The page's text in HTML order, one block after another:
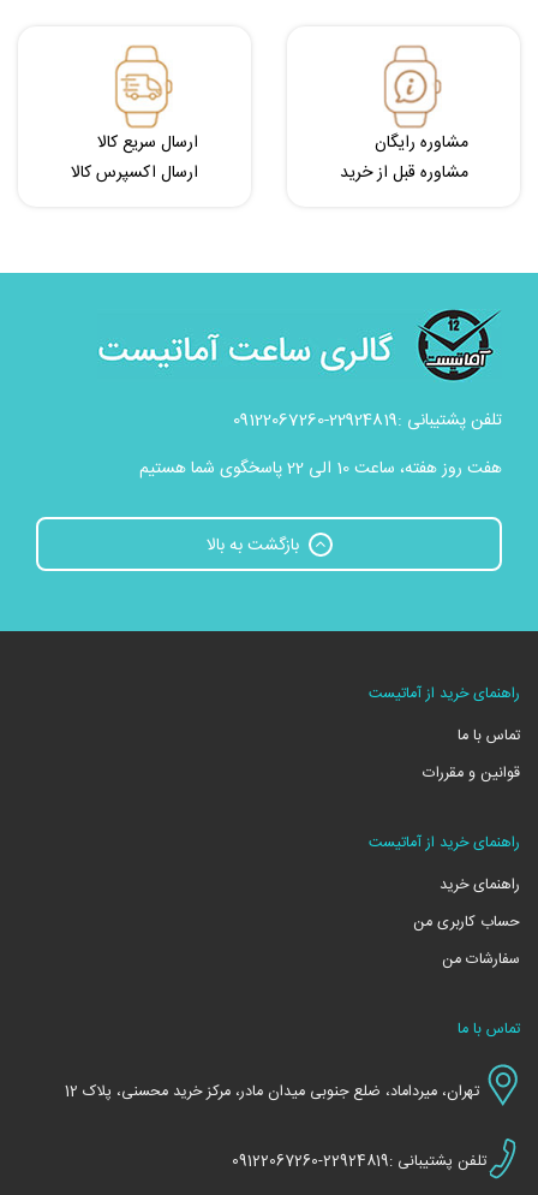
مشاوره رایگان
مشاوره قبل از خرید
ارسال سریع کالا
ارسال اکسپرس کالا
تلفن پشتیبانی :22924819-09122067260
هفت روز هفته، ساعت 10 الی 22 پاسخگوی شما هستیم
بازگشت به بالا
راهنمای خرید از آماتیست
تماس با ما
قوانین و مقررات
راهنمای خرید از آماتیست
راهنمای خرید
حساب کاربری من
سفارشات من
تماس با ما
تهران، میرداماد، ضلع جنوبی میدان مادر، مرکز خرید محسنی، پلاک 12
تلفن پشتیبانی :22924819-09122067260